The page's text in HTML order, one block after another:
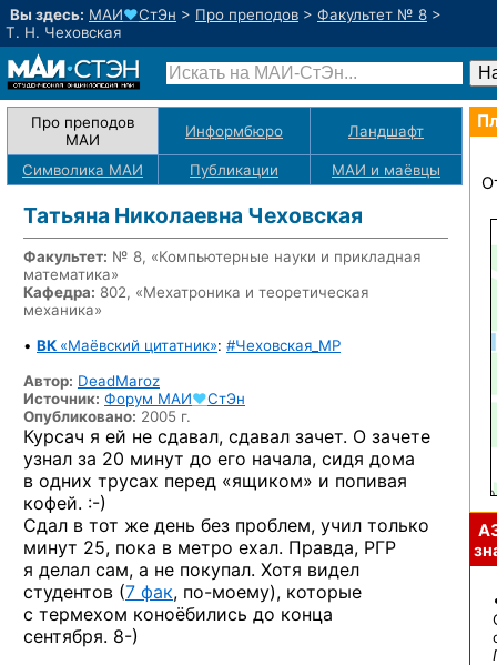
Вы здесь: МАИ♥СтЭн > Про преподов > Факультет № 8 >
Т. Н. Чеховская
Про преподов
МАИ
Информбюро Ландшафт
Символика МАИ Публикации МАИ и маёвцы
Татьяна Николаевна Чеховская
Факультет: № 8, «Компьютерные науки и прикладная
математика»
Кафедра: 802, «Мехатроника и теоретическая
механика»
• ВК «Маёвский цитатник»: #Чеховская_MP
Автор: DeadMaroz
Источник: Форум МАИ♥СтЭн
Опубликовано: 2005 г.
Курсач я ей не сдавал, сдавал зачет. О зачете
узнал за 20 минут до его начала, сидя дома
в одних трусах перед «ящиком» и попивая
кофей. :-)
Сдал в тот же день без проблем, учил только
минут 25, пока в метро ехал. Правда, РГР
я делал сам, а не покупал. Хотя видел
студентов (7 фак, по-моему), которые
с термехом коноёбились до конца
сентября. 8-)